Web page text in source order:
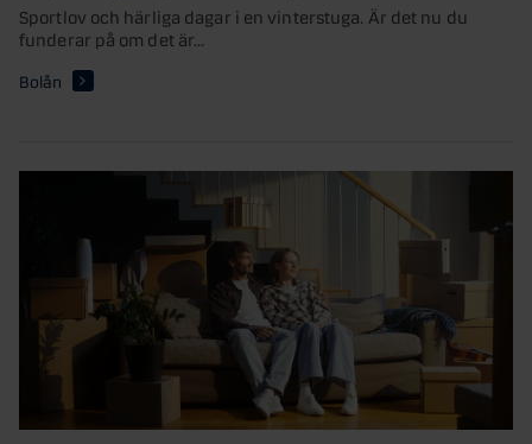
Sportlov och härliga dagar i en vinterstuga. Är det nu du
funderar på om det är...
Bolån